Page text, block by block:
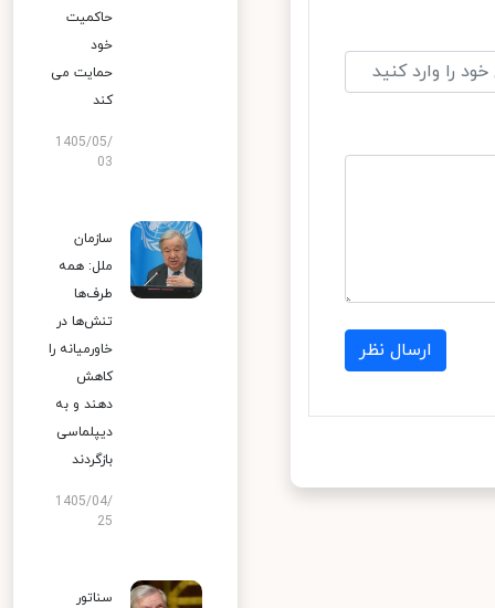
ارسال نظر
حاکمیت
خود
حمایت می
کند
1405/05/
03
سازمان
ملل: همه
طرف‌ها
تنش‌ها در
خاورمیانه را
کاهش
دهند و به
دیپلماسی
بازگردند
1405/04/
25
سناتور